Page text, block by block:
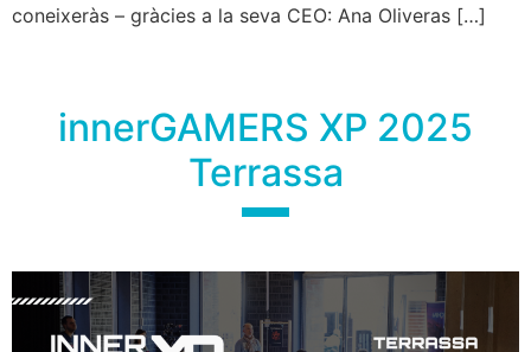
coneixeràs – gràcies a la seva CEO: Ana Oliveras […]
innerGAMERS XP 2025
Terrassa